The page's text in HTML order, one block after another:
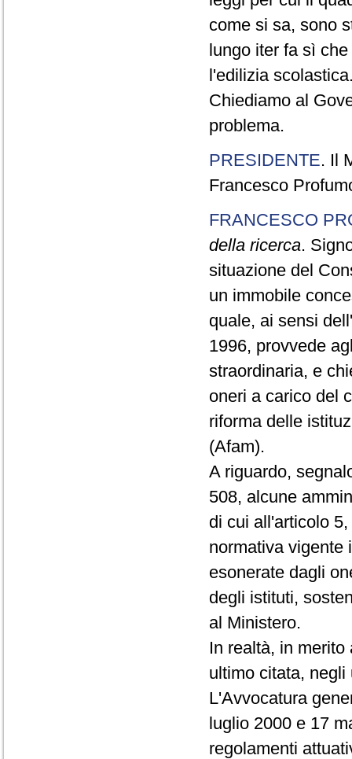
come si sa, sono
lungo iter fa sì
l'edilizia
Chiediamo al
problema.
PRESIDENTE. Il
Francesco
FRANCESCO
della ricerca.
situazione del
un immobile
quale, ai sensi
1996, provvede
straordinaria, e
oneri a carico del
riforma delle
(Afam).
A riguardo,
508, alcune
di cui all'articolo
normativa vigente
esonerate dagli
degli istituti,
al Ministero.
In realtà, in
ultimo citata,
L'Avvocatura
luglio 2000 e 17
regolamenti